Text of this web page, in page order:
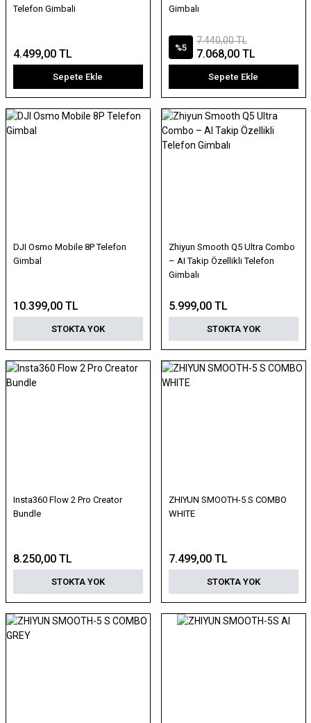
Telefon Gimbali
4.499,00 TL
Sepete Ekle
Gimbalı
%5
7.440,00 TL
7.068,00 TL
Sepete Ekle
DJI Osmo Mobile 8P Telefon
Gimbal
10.399,00 TL
STOKTA YOK
Zhiyun Smooth Q5 Ultra Combo
– AI Takip Özellikli Telefon
Gimbalı
5.999,00 TL
STOKTA YOK
Insta360 Flow 2 Pro Creator
Bundle
8.250,00 TL
STOKTA YOK
ZHIYUN SMOOTH-5 S COMBO
WHITE
7.499,00 TL
STOKTA YOK